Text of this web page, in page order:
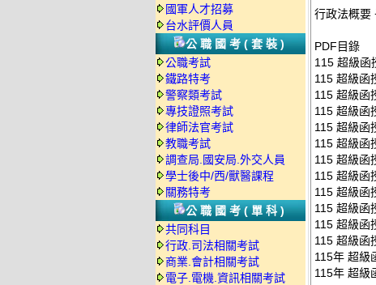
國軍人才招募
台水評價人員
公職國考(套裝)
公職考試
鐵路特考
警察類考試
專技證照考試
律師法官考試
教職考試
調查局.國安局.外交人員
學士後中/西/獸醫課程
關務特考
公職國考(單科)
共同科目
行政.司法相關考試
商業.會計相關考試
電子.電機.資訊相關考試
行政法概要
PDF目錄
115 超級函
115 超級函
115 超級函
115 超級函
115 超級函
115 超級函
115 超級函
115 超級函
115 超級函
115 超級函
115 超級函
115 超級函
115年 超級
115年 超級